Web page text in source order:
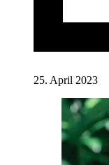
25. April 2023